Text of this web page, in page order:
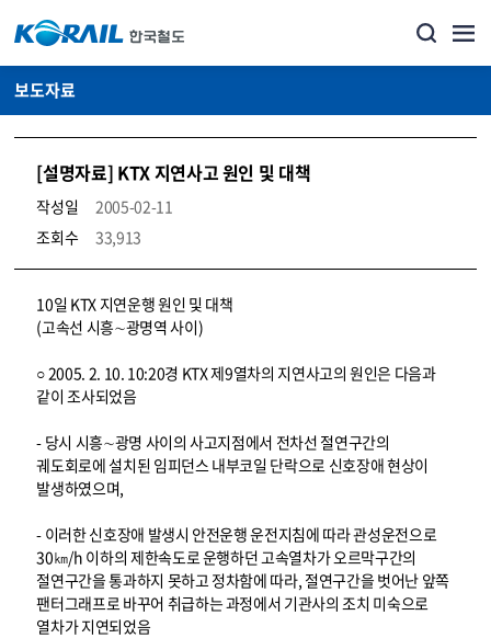
보도자료
[설명자료] KTX 지연사고 원인 및 대책
작성일
2005-02-11
조회수
33,913
뉴스·홍보_보도자료 상세보기 – 내용, 파일, 담당자 연락처로 구성
10일 KTX 지연운행 원인 및 대책
(고속선 시흥∼광명역 사이)
○ 2005. 2. 10. 10:20경 KTX 제9열차의 지연사고의 원인은 다음과
같이 조사되었음
- 당시 시흥∼광명 사이의 사고지점에서 전차선 절연구간의
궤도회로에 설치된 임피던스 내부코일 단락으로 신호장애 현상이
발생하였으며,
- 이러한 신호장애 발생시 안전운행 운전지침에 따라 관성운전으로
30㎞/h 이하의 제한속도로 운행하던 고속열차가 오르막구간의
절연구간을 통과하지 못하고 정차함에 따라, 절연구간을 벗어난 앞쪽
팬터그래프로 바꾸어 취급하는 과정에서 기관사의 조치 미숙으로
열차가 지연되었음